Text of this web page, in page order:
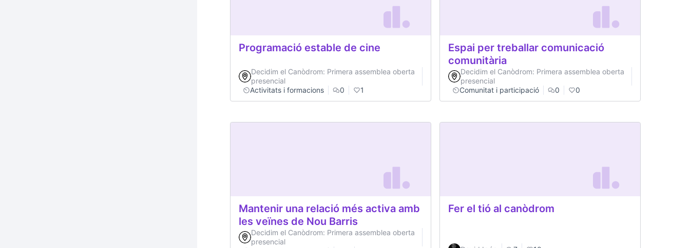
Programació estable de cine
Decidim el Canòdrom: Primera assemblea oberta
presencial
Activitats i formacions
0 1
Espai per treballar comunicació
comunitària
Decidim el Canòdrom: Primera assemblea oberta
presencial
Comunitat i participació
0 0
Mantenir una relació més activa amb
les veïnes de Nou Barris
Decidim el Canòdrom: Primera assemblea oberta
presencial
Fer el tió al canòdrom